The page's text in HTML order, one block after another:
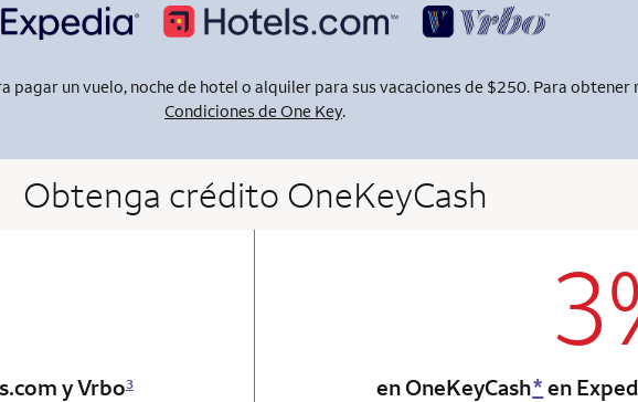
un vuelo, noche de hotel o alquiler para sus vacaciones de $250. Para
Condiciones de One Key.
Obtenga crédito OneKeyCash
card
y Vrbo3 en OneKeyCash* en